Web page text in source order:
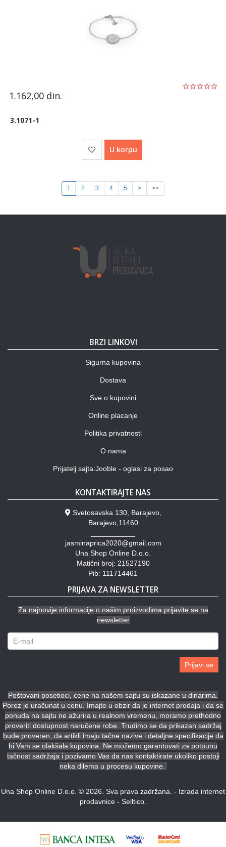
1.162,00 din.
3.1071-1
U korpu
1 2 3 4 5 > >>
BRZI LINKOVI
Sigurna kupovina
Dostava
Sve o kupovini
Online placanje
Politika privatnosti
O nama
Prijatelj sajta:Jooble - oglasi za posao
KONTAKTIRAJTE NAS
Svetosavska 130, Barajevo,
Barajevo,11460
jasminaprica2020@gmail.com
Una Shop Online D.o.o.
Matični broj: 21527190
Pib: 111714461
PRIJAVA ZA NEWSLETTER
Za najnovije informacije o našim proizvodima prijavite se na
newsletter
Prijavi se
Poštovani posetioci, cene na našem sajtu su iskazane u dinarima.
Porez je uračunat u cenu. Imajte u obzir da je internet prodaja i da se
ponuda na sajtu ne ažurira u realnom vremenu, moramo prethodno
proveriti dostupnost naručene robe. Trudimo se da prikazan sadržaj
bude proveren, da artikli imaju tačne nazive i detaljne specifikacije da
bi Vam se olakšala kupovina. Ne možemo garantovati za potpunu
tačnost sadržaja i pozivamo Vas da nas kontaktirate ukoliko postoji
neka dilema u procesu kupovine.
Una Shop Online D.o.o. © 2026. Sva prava zadržana. - Izrada internet
prodavnice - Selltico.